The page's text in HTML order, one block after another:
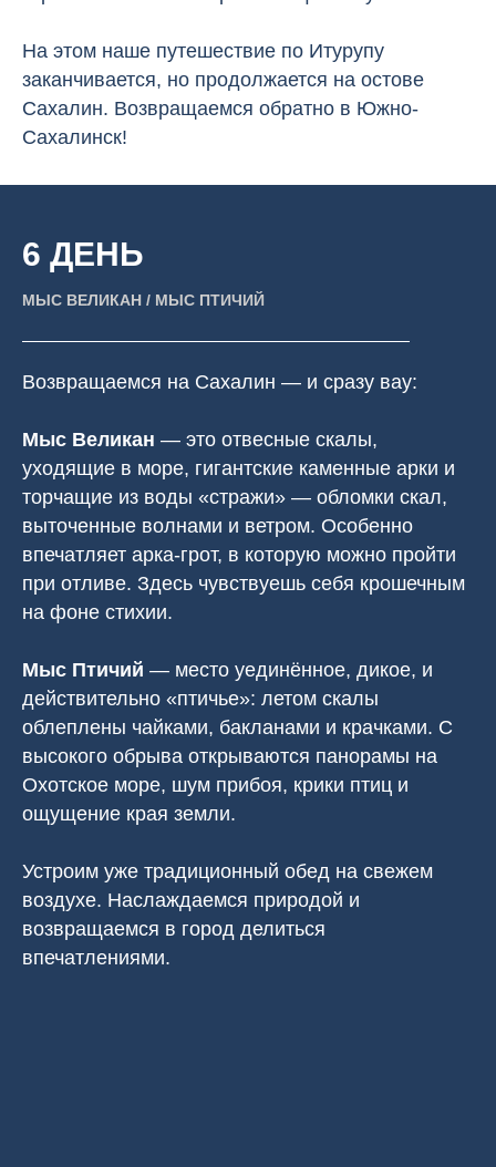
На этом наше путешествие по Итурупу
заканчивается, но продолжается на остове
Сахалин. Возвращаемся обратно в Южно-
Сахалинск!
6 ДЕНЬ
МЫС ВЕЛИКАН / МЫС ПТИЧИЙ
Возвращаемся на Сахалин — и сразу вау:
Мыс Великан — это отвесные скалы,
уходящие в море, гигантские каменные арки и
торчащие из воды «стражи» — обломки скал,
выточенные волнами и ветром. Особенно
впечатляет арка-грот, в которую можно пройти
при отливе. Здесь чувствуешь себя крошечным
на фоне стихии.
Мыс Птичий — место уединённое, дикое, и
действительно «птичье»: летом скалы
облеплены чайками, бакланами и крачками. С
высокого обрыва открываются панорамы на
Охотское море, шум прибоя, крики птиц и
ощущение края земли.
Устроим уже традиционный обед на свежем
воздухе. Наслаждаемся природой и
возвращаемся в город делиться
впечатлениями.